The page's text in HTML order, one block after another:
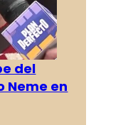
del
Neme en